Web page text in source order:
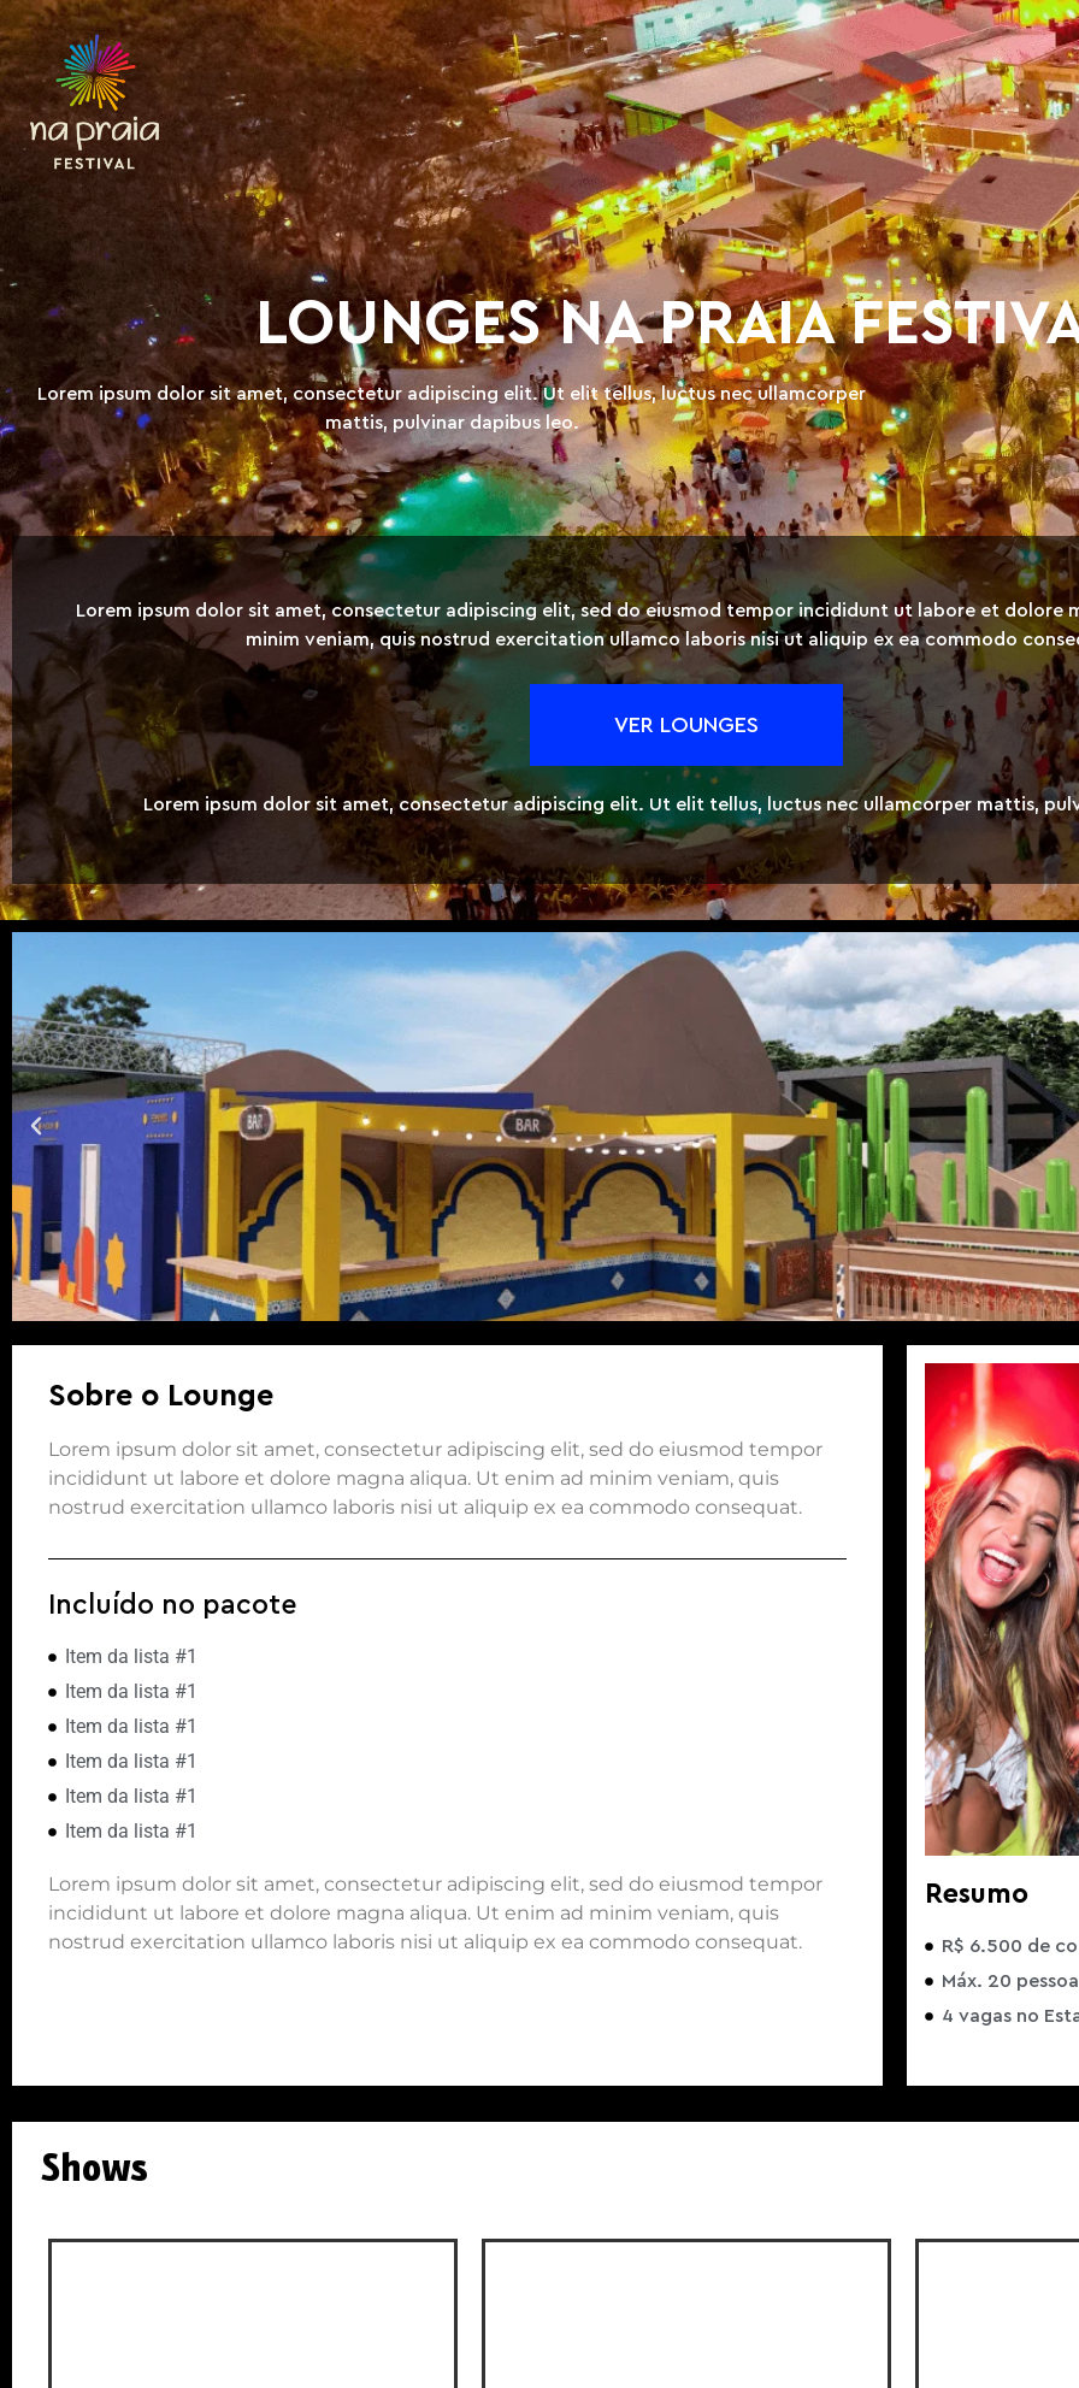
LOUNGES NA PRAIA
Lorem ipsum dolor sit amet, consectetur adipiscing elit. Ut elit tellus, luctus nec ullamcorper
mattis, pulvinar dapibus leo.
Lorem ipsum dolor sit amet, consectetur adipiscing elit, sed do eiusmod tempor incididunt ut labore et dolore
minim veniam, quis nostrud exercitation ullamco laboris nisi ut aliquip ex ea commodo
VER LOUNGES
Lorem ipsum dolor sit amet, consectetur adipiscing elit. Ut elit tellus, luctus nec ullamcorper mattis,
Sobre o Lounge
Lorem ipsum dolor sit amet, consectetur adipiscing elit, sed do eiusmod tempor
incididunt ut labore et dolore magna aliqua. Ut enim ad minim veniam, quis
nostrud exercitation ullamco laboris nisi ut aliquip ex ea commodo consequat.
Incluído no pacote
Item da lista #1
Item da lista #1
Item da lista #1
Item da lista #1
Item da lista #1
Item da lista #1
Lorem ipsum dolor sit amet, consectetur adipiscing elit, sed do eiusmod tempor
incididunt ut labore et dolore magna aliqua. Ut enim ad minim veniam, quis
nostrud exercitation ullamco laboris nisi ut aliquip ex ea commodo consequat.
Resumo
R$ 6.500 de
Máx. 20
4 vagas no
Shows